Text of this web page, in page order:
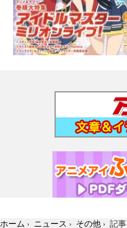
ホーム › ニュース › その他 › 記事